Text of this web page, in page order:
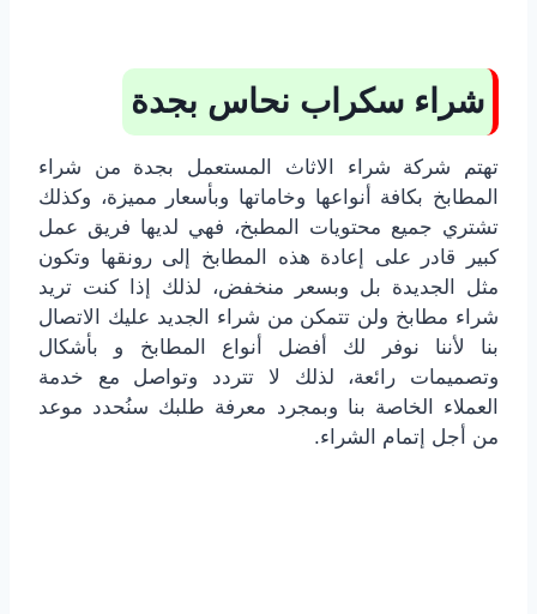
شراء سكراب نحاس بجدة
تهتم شركة شراء الاثاث المستعمل بجدة من شراء
المطابخ بكافة أنواعها وخاماتها وبأسعار مميزة، وكذلك
تشتري جميع محتويات المطبخ، فهي لديها فريق عمل
كبير قادر على إعادة هذه المطابخ إلى رونقها وتكون
مثل الجديدة بل وبسعر منخفض، لذلك إذا كنت تريد
شراء مطابخ ولن تتمكن من شراء الجديد عليك الاتصال
بنا لأننا نوفر لك أفضل أنواع المطابخ و بأشكال
وتصميمات رائعة، لذلك لا تتردد وتواصل مع خدمة
العملاء الخاصة بنا وبمجرد معرفة طلبك سنُحدد موعد
من أجل إتمام الشراء.